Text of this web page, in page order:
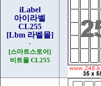
iLabel
아이라벨
CL255
[Lbm 라벨몰]
-
[스마트스토어]
비트몰 CL255